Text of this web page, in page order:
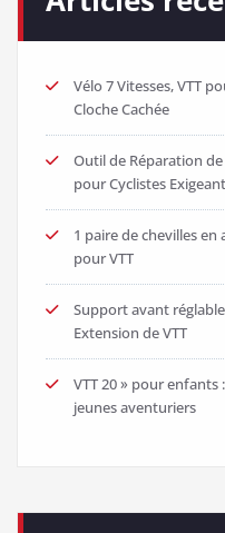
Vélo 7 Vitesses, VTT
Cloche Cachée
Outil de Réparation de
pour Cyclistes
1 paire de chevilles en
pour VTT
Support avant
Extension de VTT
VTT 20 » pour
jeunes aventuriers